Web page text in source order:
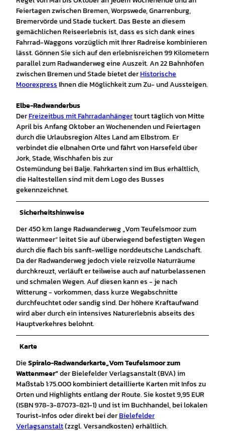
Feiertagen zwischen Bremen, Worpswede, Gnarrenburg,
Bremervörde und Stade tuckert. Das Beste an diesem
gemächlichen Reiseerlebnis ist, dass es sich dank eines
Fahrrad-Waggons vorzüglich mit Ihrer Radreise kombinieren
lässt. Gönnen Sie sich auf den erlebnisreichen 99 Kilometern
parallel zum Radwanderweg eine Auszeit. An 22 Bahnhöfen
zwischen Bremen und Stade bietet derHistorische
MoorexpressIhnen die Möglichkeit zum Zu- und Aussteigen.
Elbe-Radwanderbus
DerFreizeitbus mit Fahrradanhängertourt täglich von Mitte
April bis Anfang Oktober an Wochenenden und Feiertagen
durch die Urlaubsregion Altes Land am Elbstrom. Er
verbindet die elbnahen Orte und fährt von Harsefeld über
Jork, Stade, Wischhafen bis zur
Ostemündung bei Balje. Fahrkarten sind im Bus erhältlich,
die Haltestellen sind mit dem Logo des Busses
gekennzeichnet.
Sicherheitshinweise
Der 450 km lange Radwanderweg „Vom Teufelsmoor zum
Wattenmeer“ leitet Sie auf überwiegend befestigten Wegen
durch die flach bis sanft-wellige norddeutsche Landschaft.
Da der Radwanderweg jedoch viele reizvolle Naturräume
durchkreuzt, verläuft er teilweise auch auf naturbelassenen
und schmalen Wegen. Auf diesen kann es - je nach
Witterung - vorkommen, dass kurze Wegabschnitte
durchfeuchtet oder sandig sind. Der höhere Kraftaufwand
wird aber durch ein intensives Naturerlebnis abseits des
Hauptverkehres belohnt.
Karte
DieSpiralo-Radwanderkarte„Vom Teufelsmoor zum
Wattenmeer“der Bielefelder Verlagsanstalt (BVA) im
Maßstab 1:75.000 kombiniert detaillierte Karten mit Infos zu
Orten und Highlights entlang der Route. Sie kostet 9,95 EUR
(ISBN 978-3-87073-821-1) und ist im Buchhandel, bei lokalen
Tourist-Infos oder direkt bei derBielefelder
Verlagsanstalt(zzgl. Versandkosten) erhältlich.